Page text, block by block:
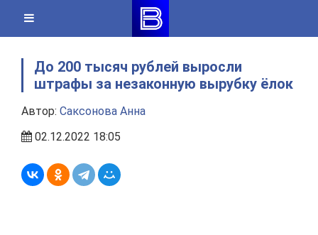
content
До 200 тысяч рублей выросли
штрафы за незаконную вырубку ёлок
Автор: Саксонова Анна
02.12.2022 18:05